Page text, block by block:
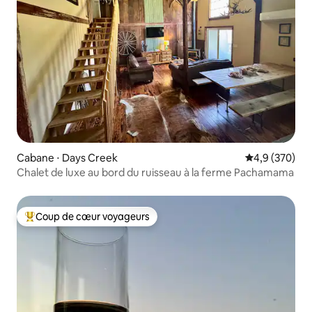
Cabane ⋅ Days Creek Évaluation
4,9 (370)
Chalet de luxe au bord du ruisseau à la ferme Pachamama
Coups de cœur voyageurs les plus appréciés
Coup de cœur voyageurs